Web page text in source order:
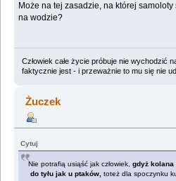
Może na tej zasadzie, na której
na wodzie?
Człowiek całe życie próbuje nie wychodzić
faktycznie jest - i przeważnie to mu się nie
Żuczek
Cytuj
Nie potrafią usiąść jak człowiek, gdyż
do tyłu jak u ptaków, toteż dla spoczynku